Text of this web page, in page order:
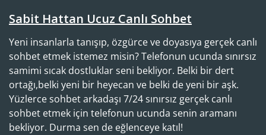
Sabit Hattan Ucuz Canlı Sohbet
Yeni insanlarla tanışıp, özgürce ve doyasıya gerçek canlı
sohbet etmek istemez misin? Telefonun ucunda sınırsız
samimi sıcak dostluklar seni bekliyor. Belki bir dert
ortağı,belki yeni bir heyecan ve belki de yeni bir aşk.
Yüzlerce sohbet arkadaşı 7/24 sınırsız gerçek canlı
sohbet etmek için telefonun ucunda senin aramanı
bekliyor. Durma sen de eğlenceye katıl!